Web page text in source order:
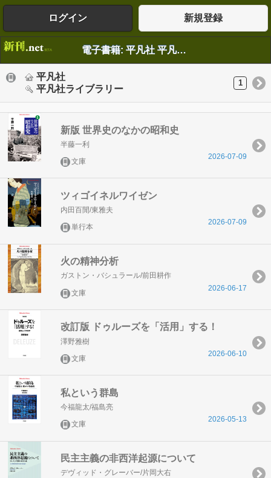
ログイン 新規登録
電子書籍: 平凡社 平凡社ライブラリー
平凡社
平凡社ライブラリー
1
新版 世界史のなかの昭和史
半藤一利
文庫
2026-07-09
ツィゴイネルワイゼン
内田百閒/東雅夫
単行本
2026-07-09
火の精神分析
ガストン・バシュラール/前田耕作
文庫
2026-06-17
改訂版 ドゥルーズを「活用」する！
澤野雅樹
文庫
2026-06-10
私という群島
今福龍太/福島亮
文庫
2026-05-13
民主主義の非西洋起源について
デヴィッド・グレーバー/片岡大右